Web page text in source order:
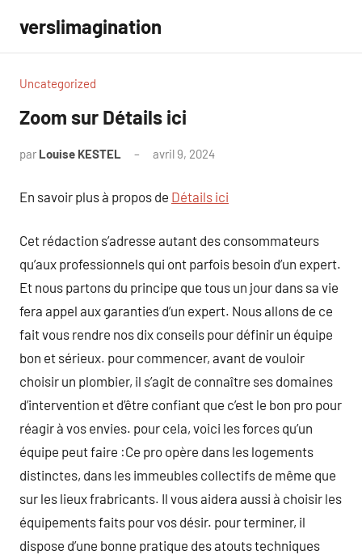
contenu
verslimagination
Uncategorized
Zoom sur Détails ici
par Louise KESTEL avril 9, 2024
En savoir plus à propos de Détails ici
Cet rédaction s’adresse autant des consommateurs
qu’aux professionnels qui ont parfois besoin d’un expert.
Et nous partons du principe que tous un jour dans sa vie
fera appel aux garanties d’un expert. Nous allons de ce
fait vous rendre nos dix conseils pour définir un équipe
bon et sérieux. pour commencer, avant de vouloir
choisir un plombier, il s’agit de connaître ses domaines
d’intervention et d’être confiant que c’est le bon pro pour
réagir à vos envies. pour cela, voici les forces qu’un
équipe peut faire :Ce pro opère dans les logements
distinctes, dans les immeubles collectifs de même que
sur les lieux frabricants. Il vous aidera aussi à choisir les
équipements faits pour vos désir. pour terminer, il
dispose d’une bonne pratique des atouts techniques